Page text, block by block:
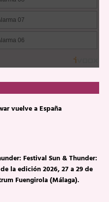
vuelve a España
Festival Sun & Thunder:
la edición 2026, 27 a 29 de
Fuengirola (Málaga).